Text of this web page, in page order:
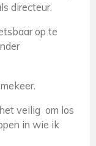
directeur.
op te
veilig om los
in wie ik